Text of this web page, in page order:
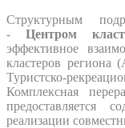
Структурным
-Центром
эффективное
кластеров региона
Туристско-
Комплексная
предоставляется
реализации